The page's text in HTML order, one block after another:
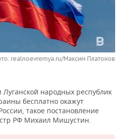
realnoevremya.ru/Максим Платонов
народных республик
бесплатно окажут
такое постановление
РФ Михаил Мишустин.